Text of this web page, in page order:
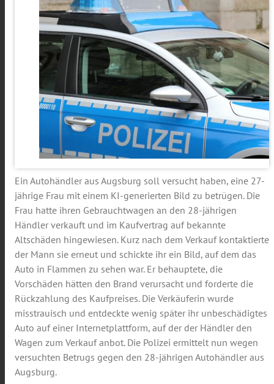
Ein Autohändler aus Augsburg soll versucht haben, eine 27-
jährige Frau mit einem KI-generierten Bild zu betrügen. Die
Frau hatte ihren Gebrauchtwagen an den 28-jährigen
Händler verkauft und im Kaufvertrag auf bekannte
Altschäden hingewiesen. Kurz nach dem Verkauf kontaktierte
der Mann sie erneut und schickte ihr ein Bild, auf dem das
Auto in Flammen zu sehen war. Er behauptete, die
Vorschäden hätten den Brand verursacht und forderte die
Rückzahlung des Kaufpreises. Die Verkäuferin wurde
misstrauisch und entdeckte wenig später ihr unbeschädigtes
Auto auf einer Internetplattform, auf der der Händler den
Wagen zum Verkauf anbot. Die Polizei ermittelt nun wegen
versuchten Betrugs gegen den 28-jährigen Autohändler aus
Augsburg.